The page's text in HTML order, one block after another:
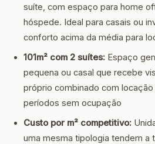
suíte, com espaço para home
hóspede. Ideal para casais ou
conforto acima da média para
101m² com 2 suítes: Espaço
pequena ou casal que recebe
próprio combinado com
períodos sem ocupação
Custo por m² competitivo:
uma mesma tipologia tendem a